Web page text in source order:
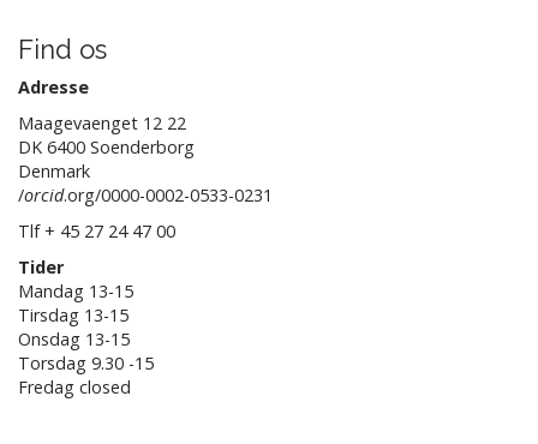
Find os
Adresse
Maagevaenget 12 22
DK 6400 Soenderborg
Denmark
/orcid.org/0000-0002-0533-0231
Tlf + 45 27 24 47 00
Tider
Mandag 13-15
Tirsdag 13-15
Onsdag 13-15
Torsdag 9.30 -15
Fredag closed